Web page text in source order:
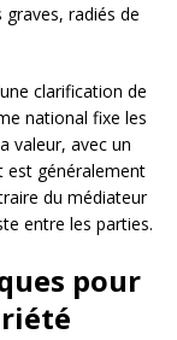
radiés de
clarification de
national fixe les
valeur, avec un
est généralement
du médiateur
entre les parties.
pour